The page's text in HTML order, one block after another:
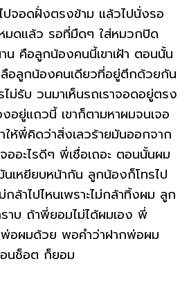
ปจอดฝั่งตรงข้าม แล้วไปนั่งรอ
มดแล้ว รอที่มืดๆ ใส่หมวกปิด
น คือลูกน้องคนนี้เขาเฝ้า ตอนนั้น
ลือลูกน้องคนเดียวที่อยู่ตึกด้วยกัน
ไม่รับ วนมาเห็นรถเราจอดอยู่ตรง
ยู่แถวนี้ เขาก็ตามหาผมจนเจอ
ห้พี่คิดว่าสิ่งเลวร้ายมันออกจาก
ออะไรดีๆ พี่เชื่อเถอะ ตอนนั้นผม
เหยียบหน้ากัน ลูกน้องก็โทรไป
ล้าไปไหนเพราะไม่กล้าทิ้งผม ลูก
บ ถ้าพี่ยอมไม่ได้ผมเอง พี่
อผมด้วย พอคำว่าฝากพ่อผม
นช็อต ก็ยอม